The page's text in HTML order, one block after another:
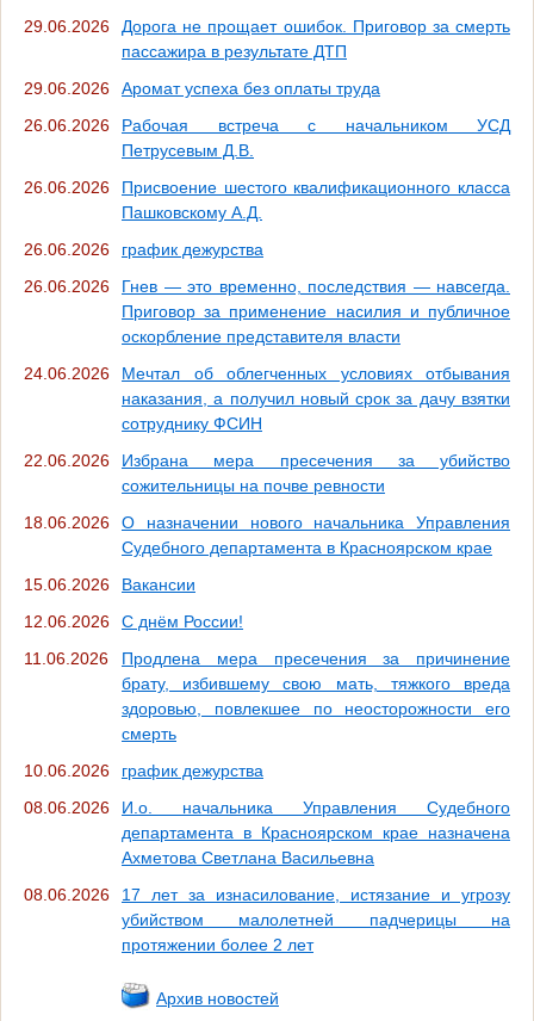
29.06.2026
Дорога не прощает ошибок. Приговор за смерть
пассажира в результате ДТП
29.06.2026
Аромат успеха без оплаты труда
26.06.2026
Рабочая встреча с начальником УСД
Петрусевым Д.В.
26.06.2026
Присвоение шестого квалификационного класса
Пашковскому А.Д.
26.06.2026
график дежурства
26.06.2026
Гнев — это временно, последствия — навсегда.
Приговор за применение насилия и публичное
оскорбление представителя власти
24.06.2026
Мечтал об облегченных условиях отбывания
наказания, а получил новый срок за дачу взятки
сотруднику ФСИН
22.06.2026
Избрана мера пресечения за убийство
сожительницы на почве ревности
18.06.2026
О назначении нового начальника Управления
Судебного департамента в Красноярском крае
15.06.2026
Вакансии
12.06.2026
С днём России!
11.06.2026
Продлена мера пресечения за причинение
брату, избившему свою мать, тяжкого вреда
здоровью, повлекшее по неосторожности его
смерть
10.06.2026
график дежурства
08.06.2026
И.о. начальника Управления Судебного
департамента в Красноярском крае назначена
Ахметова Светлана Васильевна
08.06.2026
17 лет за изнасилование, истязание и угрозу
убийством малолетней падчерицы на
протяжении более 2 лет
Архив новостей